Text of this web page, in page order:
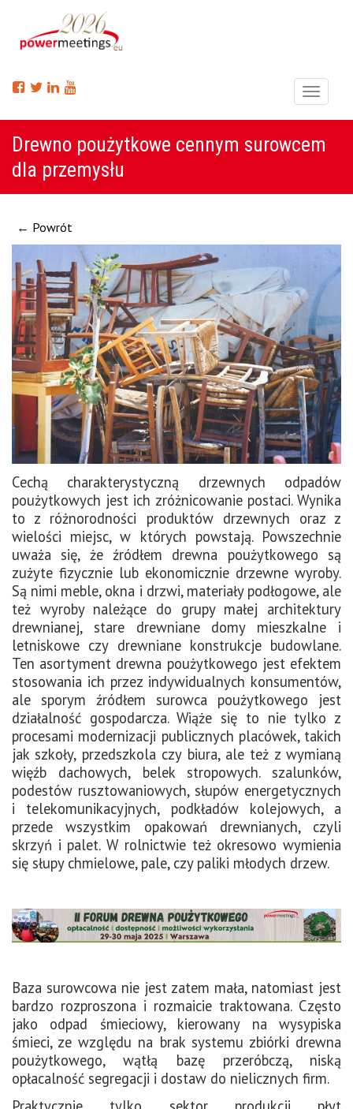
Menu
Drewno poużytkowe cennym surowcem
dla przemysłu
← Powrót
Cechą charakterystyczną drzewnych odpadów
poużytkowych jest ich zróżnicowanie postaci. Wynika
to z różnorodności produktów drzewnych oraz z
wielości miejsc, w których powstają. Powszechnie
uważa się, że źródłem drewna poużytkowego są
zużyte fizycznie lub ekonomicznie drzewne wyroby.
Są nimi meble, okna i drzwi, materiały podłogowe, ale
też wyroby należące do grupy małej architektury
drewnianej, stare drewniane domy mieszkalne i
letniskowe czy drewniane konstrukcje budowlane.
Ten asortyment drewna poużytkowego jest efektem
stosowania ich przez indywidualnych konsumentów,
ale sporym źródłem surowca poużytkowego jest
działalność gospodarcza. Wiąże się to nie tylko z
procesami modernizacji publicznych placówek, takich
jak szkoły, przedszkola czy biura, ale też z wymianą
więźb dachowych, belek stropowych. szalunków,
podestów rusztowaniowych, słupów energetycznych
i telekomunikacyjnych, podkładów kolejowych, a
przede wszystkim opakowań drewnianych, czyli
skrzyń i palet. W rolnictwie też okresowo wymienia
się słupy chmielowe, pale, czy paliki młodych drzew.
Baza surowcowa nie jest zatem mała, natomiast jest
bardzo rozproszona i rozmaicie traktowana. Często
jako odpad śmieciowy, kierowany na wysypiska
śmieci, ze względu na brak systemu zbiórki drewna
poużytkowego, wątłą bazę przeróbczą, niską
opłacalność segregacji i dostaw do nielicznych firm.